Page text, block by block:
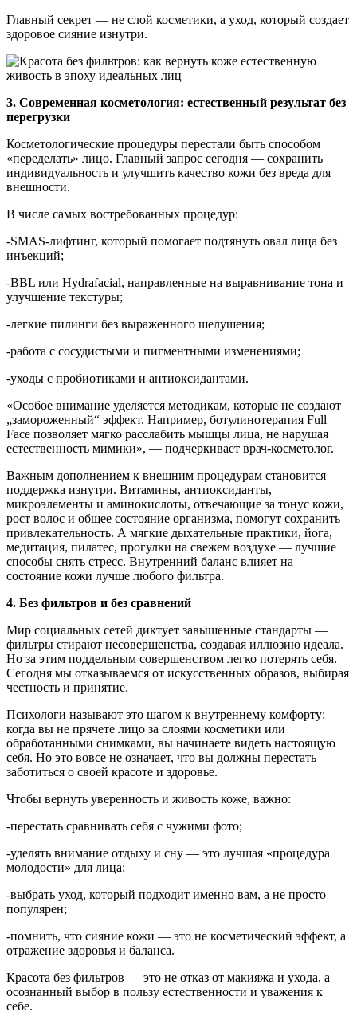
Главный секрет — не слой косметики, а уход, который создает
здоровое сияние изнутри.
3. Современная косметология: естественный результат без
перегрузки
Косметологические процедуры перестали быть способом
«переделать» лицо. Главный запрос сегодня — сохранить
индивидуальность и улучшить качество кожи без вреда для
внешности.
В числе самых востребованных процедур:
-SMAS-лифтинг, который помогает подтянуть овал лица без
инъекций;
-BBL или Hydrafacial, направленные на выравнивание тона и
улучшение текстуры;
-легкие пилинги без выраженного шелушения;
-работа с сосудистыми и пигментными изменениями;
-уходы с пробиотиками и антиоксидантами.
«Особое внимание уделяется методикам, которые не создают
„замороженный“ эффект. Например, ботулинотерапия Full
Face позволяет мягко расслабить мышцы лица, не нарушая
естественность мимики», — подчеркивает врач-косметолог.
Важным дополнением к внешним процедурам становится
поддержка изнутри. Витамины, антиоксиданты,
микроэлементы и аминокислоты, отвечающие за тонус кожи,
рост волос и общее состояние организма, помогут сохранить
привлекательность. А мягкие дыхательные практики, йога,
медитация, пилатес, прогулки на свежем воздухе — лучшие
способы снять стресс. Внутренний баланс влияет на
состояние кожи лучше любого фильтра.
4. Без фильтров и без сравнений
Мир социальных сетей диктует завышенные стандарты —
фильтры стирают несовершенства, создавая иллюзию идеала.
Но за этим поддельным совершенством легко потерять себя.
Сегодня мы отказываемся от искусственных образов, выбирая
честность и принятие.
Психологи называют это шагом к внутреннему комфорту:
когда вы не прячете лицо за слоями косметики или
обработанными снимками, вы начинаете видеть настоящую
себя. Но это вовсе не означает, что вы должны перестать
заботиться о своей красоте и здоровье.
Чтобы вернуть уверенность и живость коже, важно:
-перестать сравнивать себя с чужими фото;
-уделять внимание отдыху и сну — это лучшая «процедура
молодости» для лица;
-выбрать уход, который подходит именно вам, а не просто
популярен;
-помнить, что сияние кожи — это не косметический эффект, а
отражение здоровья и баланса.
Красота без фильтров — это не отказ от макияжа и ухода, а
осознанный выбор в пользу естественности и уважения к
себе.